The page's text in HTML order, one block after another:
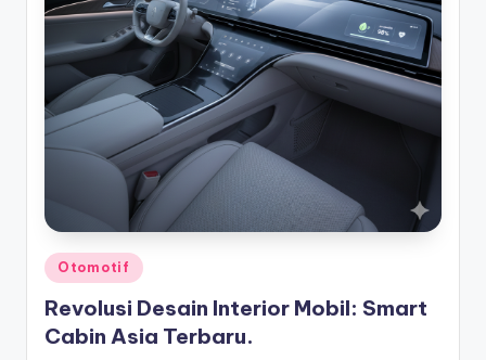
Posted
in
Otomotif
Revolusi Desain Interior Mobil: Smart
Cabin Asia Terbaru.